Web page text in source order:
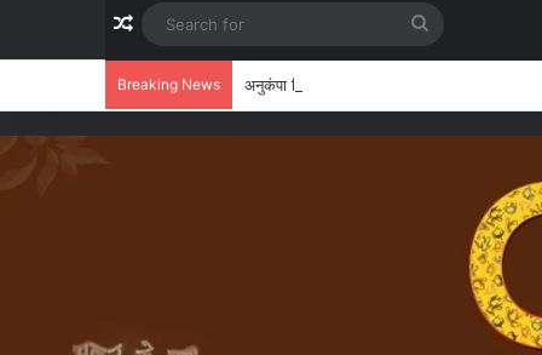
Random Article
for
Breaking News अनुकंपा नियुक्ति के लिए वर्षों का संघर्ष खत्म, हाई